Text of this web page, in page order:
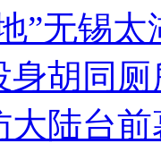
”无锡
身胡同
陆台